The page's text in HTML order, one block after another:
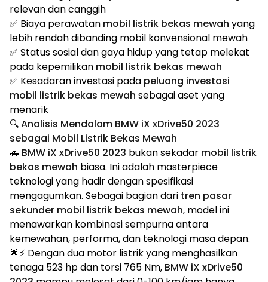
relevan dan canggih
✅ Biaya perawatan mobil listrik bekas mewah yang
lebih rendah dibanding mobil konvensional mewah
✅ Status sosial dan gaya hidup yang tetap melekat
pada kepemilikan mobil listrik bekas mewah
✅ Kesadaran investasi pada peluang investasi
mobil listrik bekas mewah sebagai aset yang
menarik
🔍 Analisis Mendalam BMW iX xDrive50 2023
sebagai Mobil Listrik Bekas Mewah
🚗 BMW iX xDrive50 2023 bukan sekadar mobil listrik
bekas mewah biasa. Ini adalah masterpiece
teknologi yang hadir dengan spesifikasi
mengagumkan. Sebagai bagian dari tren pasar
sekunder mobil listrik bekas mewah, model ini
menawarkan kombinasi sempurna antara
kemewahan, performa, dan teknologi masa depan.
🌟⚡ Dengan dua motor listrik yang menghasilkan
tenaga 523 hp dan torsi 765 Nm, BMW iX xDrive50